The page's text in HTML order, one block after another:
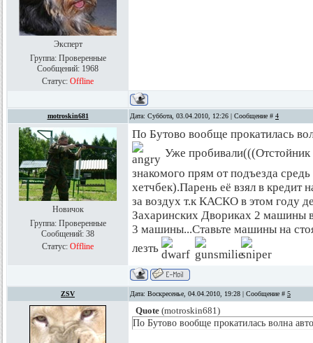
Эксперт
Группа: Проверенные
Сообщений: 1968
Статус: Offline
motroskin681 Дата: Суббота, 03.04.2010, 12:26 | Сообщение # 4
Новичок
Группа: Проверенные
Сообщений: 38
Статус: Offline
По Бутово вообще прокатилась
Уже
знакомого прям от подъезда
хетчбек).Парень её взял в кредит
за воздух т.к КАСКО в этом году
Захаринских Двориках 2 машины
3 машины...Ставьте машины на
лезть
ZSV Дата: Воскресенье, 04.04.2010, 19:28 | Сообщение # 5
Quote (motroskin681)
По Бутово вообще прокатилась волна